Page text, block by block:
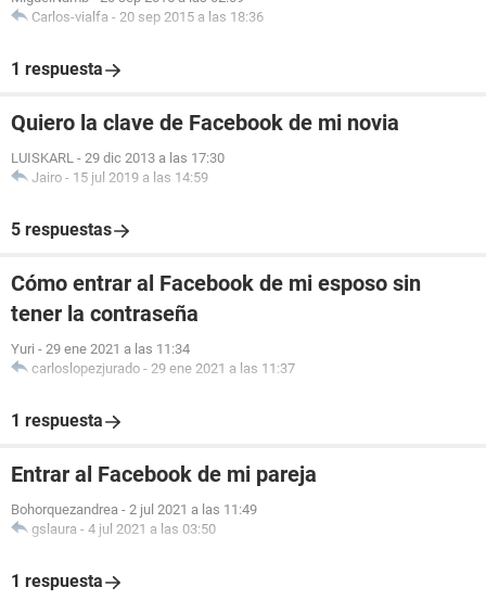
Carlos-vialfa - 20 sep 2015 a las 18:36
1 respuesta
Quiero la clave de Facebook de mi novia
LUISKARL - 29 dic 2013 a las 17:30
Jairo - 15 jul 2019 a las 14:59
5 respuestas
Cómo entrar al Facebook de mi esposo sin
tener la contraseña
Yuri - 29 ene 2021 a las 11:34
carloslopezjurado - 29 ene 2021 a las 11:37
1 respuesta
Entrar al Facebook de mi pareja
Bohorquezandrea - 2 jul 2021 a las 11:49
gslaura - 4 jul 2021 a las 03:50
1 respuesta